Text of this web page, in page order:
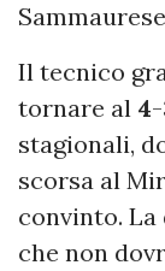
Il tecnico
tornare al 4-
stagionali,
scorsa al
convinto.
che non